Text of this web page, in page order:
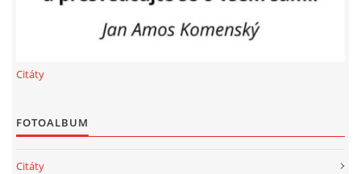
Citáty
FOTOALBUM
Citáty